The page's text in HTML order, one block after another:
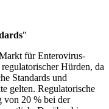
"
für Enterovirus-
Hürden, da
Standards und
gelten. Regulatorische
von 20 % bei der